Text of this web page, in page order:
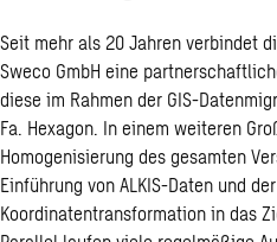
Seit mehr als 20 Jahren verbindet
Sweco GmbH eine
diese im Rahmen der GIS-
Fa. Hexagon. In einem weiteren
Homogenisierung des gesamten
Einführung von ALKIS-Daten und
Koordinatentransformation in das